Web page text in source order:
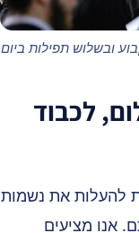
ובשלוש תפילות ביום
לכבוד
להעלות את נשמות
אנו מציעים